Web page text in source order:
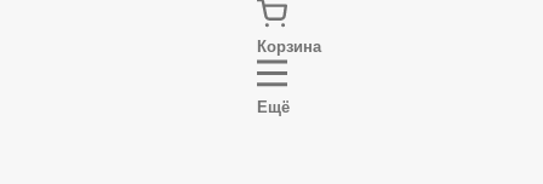
Корзина
Ещё